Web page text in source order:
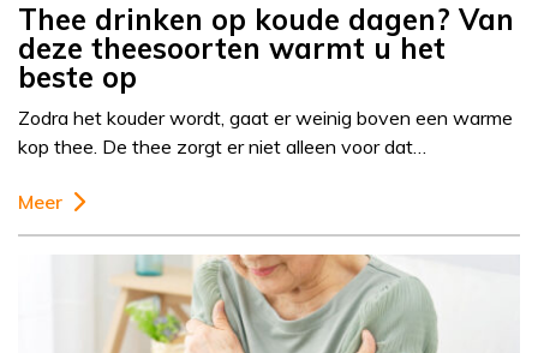
Thee drinken op koude dagen? Van
deze theesoorten warmt u het
beste op
Zodra het kouder wordt, gaat er weinig boven een warme
kop thee. De thee zorgt er niet alleen voor dat…
Meer